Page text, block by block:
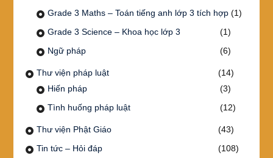
Grade 3 Maths – Toán tiếng anh lớp 3 tích hợp(1)
Grade 3 Science – Khoa học lớp 3
(1)
Ngữ pháp
(6)
Thư viện pháp luật
(14)
Hiến pháp
(3)
Tình huống pháp luật
(12)
Thư viện Phật Giáo
(43)
Tin tức – Hỏi đáp
(108)